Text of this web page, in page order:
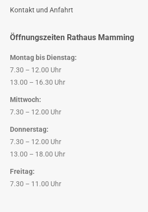
Kontakt und Anfahrt
Öffnungszeiten Rathaus Mamming
Montag bis Dienstag:
7.30 – 12.00 Uhr
13.00 – 16.30 Uhr
Mittwoch:
7.30 – 12.00 Uhr
Donnerstag:
7.30 – 12.00 Uhr
13.00 – 18.00 Uhr
Freitag:
7.30 – 11.00 Uhr